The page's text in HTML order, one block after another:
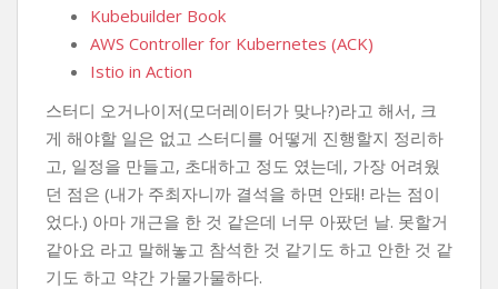
Kubebuilder Book
AWS Controller for Kubernetes (ACK)
Istio in Action
스터디 오거나이저(모더레이터가 맞나?)라고 해서, 크
게 해야할 일은 없고 스터디를 어떻게 진행할지 정리하
고, 일정을 만들고, 초대하고 정도 였는데, 가장 어려웠
던 점은 (내가 주최자니까 결석을 하면 안돼! 라는 점이
었다.) 아마 개근을 한 것 같은데 너무 아팠던 날. 못할거
같아요 라고 말해놓고 참석한 것 같기도 하고 안한 것 같
기도 하고 약간 가물가물하다.